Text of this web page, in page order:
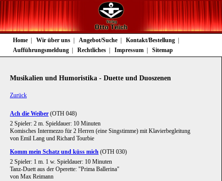
Navigation
überspringen
Home Wir über uns Angebot/Suche
Kontakt/Bestellung
Aufführungsmeldung
Rechtliches Impressum Sitemap
Musikalien und Humoristika - Duette und Duoszenen
Zurück
Ach die Weiber (OTH 048)
2 Spieler: 2 m. Spieldauer: 10 Minuten
Komisches Intermezzo für 2 Herren (eine Singstimme) mit Klavierbegleitung
von Emil Lang und Richard Tourbie
Komm mein Schatz und küss mich (OTH 030)
2 Spieler: 1 m. 1 w. Spieldauer: 10 Minuten
Tanz-Duett aus der Operette: "Prima Ballerina"
von Max Reimann